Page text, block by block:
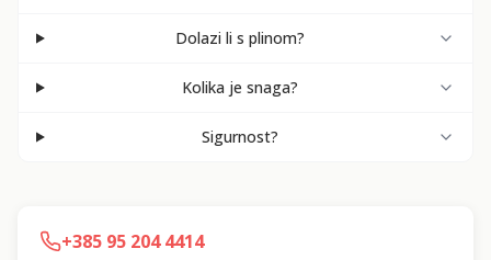
Dolazi li s plinom?
Kolika je snaga?
Sigurnost?
+385 95 204 4414